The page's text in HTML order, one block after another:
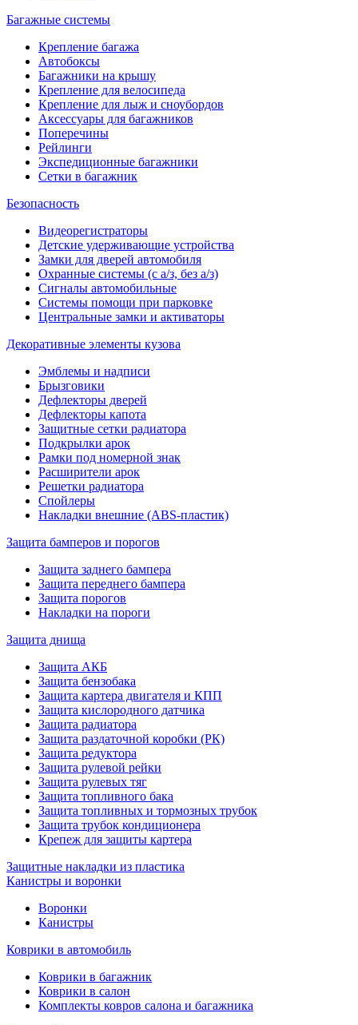
Багажные системы
Крепление багажа
Автобоксы
Багажники на крышу
Крепление для велосипеда
Крепление для лыж и сноубордов
Аксессуары для багажников
Поперечины
Рейлинги
Экспедиционные багажники
Сетки в багажник
Безопасность
Видеорегистраторы
Детские удерживающие устройства
Замки для дверей автомобиля
Охранные системы (с а/з, без а/з)
Сигналы автомобильные
Системы помощи при парковке
Центральные замки и активаторы
Декоративные элементы кузова
Эмблемы и надписи
Брызговики
Дефлекторы дверей
Дефлекторы капота
Защитные сетки радиатора
Подкрылки арок
Рамки под номерной знак
Расширители арок
Решетки радиатора
Спойлеры
Накладки внешние (ABS-пластик)
Защита бамперов и порогов
Защита заднего бампера
Защита переднего бампера
Защита порогов
Накладки на пороги
Защита днища
Защита АКБ
Защита бензобака
Защита картера двигателя и КПП
Защита кислородного датчика
Защита радиатора
Защита раздаточной коробки (РК)
Защита редуктора
Защита рулевой рейки
Защита рулевых тяг
Защита топливного бака
Защита топливных и тормозных трубок
Защита трубок кондиционера
Крепеж для защиты картера
Защитные накладки из пластика
Канистры и воронки
Воронки
Канистры
Коврики в автомобиль
Коврики в багажник
Коврики в салон
Комплекты ковров салона и багажника